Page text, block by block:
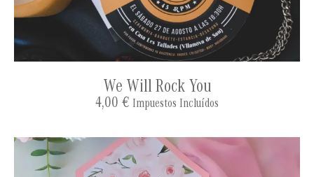
We Will Rock You
4,00 € Impuestos Incluídos